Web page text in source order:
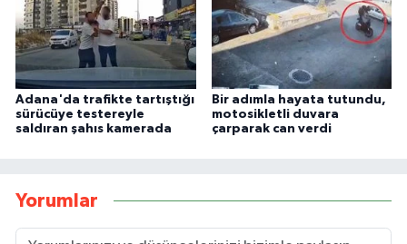
Adana'da trafikte tartıştığı
sürücüye testereyle
saldıran şahıs kamerada
Bir adımla hayata tutundu,
motosikletli duvara
çarparak can verdi
Yorumlar